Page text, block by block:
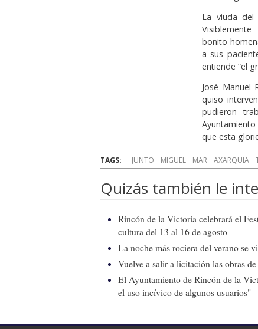
La viuda del
bonito
a sus
entiende “el
José Manuel
quiso
pudieron
que esta
TAGS: JUNTO MIGUEL MAR AXARQUIA
Quizás también le
Rincón de la Victoria celebrará el
cultura del 13 al 16 de agosto
La noche más rociera del verano se
Vuelve a salir a licitación las obras
El Ayuntamiento de Rincón de la
el uso incívico de algunos usuarios"